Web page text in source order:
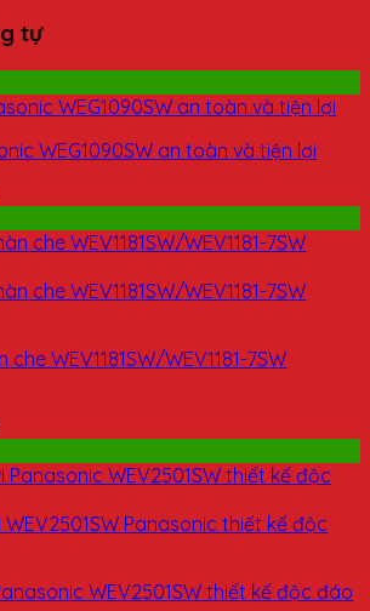
tự
WEG1090SW an toàn và tiện lợi
WEV1181SW/WEV1181-7SW
WEV2501SW thiết kế độc đáo